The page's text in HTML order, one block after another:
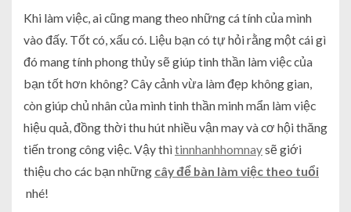
Khi làm việc, ai cũng mang theo những cá tính của mình
vào đấy. Tốt có, xấu có. Liệu bạn có tự hỏi rằng một cái gì
đó mang tính phong thủy sẽ giúp tinh thần làm việc của
bạn tốt hơn không? Cây cảnh vừa làm đẹp không gian,
còn giúp chủ nhân của mình tinh thần minh mẩn làm việc
hiệu quả, đồng thời thu hút nhiều vận may và cơ hội thăng
tiến trong công việc. Vậy thìtinnhanhhomnaysẽ giới
thiệu cho các bạn những cây để bàn làm việc theo tuổi
nhé!